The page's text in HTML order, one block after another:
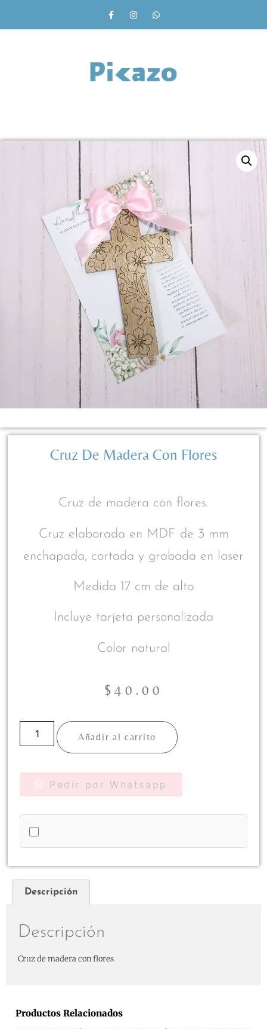
Cruz De Madera Con Flores
Cruz de madera con flores.
Cruz elaborada en MDF de 3 mm
enchapada, cortada y grabada en laser
Medida 17 cm de alto
Incluye tarjeta personalizada
Color natural
$40.00
Añadir al carrito
Pedir por Whatsapp
Descripción
Descripción
Cruz de madera con flores
Productos Relacionados